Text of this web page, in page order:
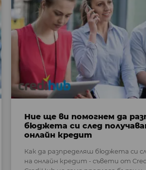
Ние ще ви помогнем да
бюджета си след
онлайн кредит
Как да разпределяш бюджета си
на онлайн кредит - съвети от